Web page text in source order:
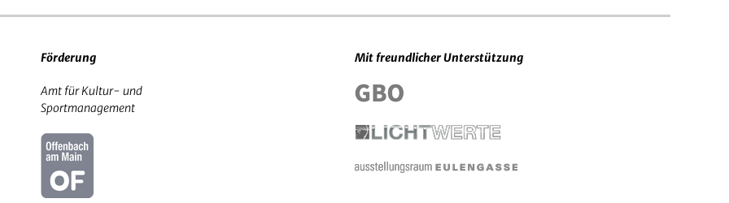
Förderung
Amt für Kultur- und
Sportmanagement
Mit freundlicher Unterstützung